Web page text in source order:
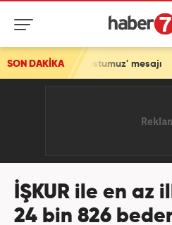
SON DAKİKA
mesajı
İŞKUR ile en az
24 bin 826